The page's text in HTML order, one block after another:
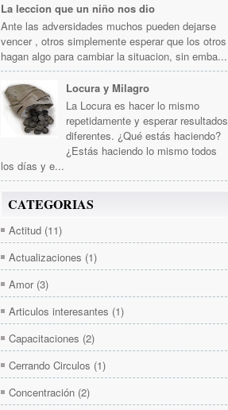
La leccion que un niño nos dio
Ante las adversidades muchos pueden dejarse
vencer , otros simplemente esperar que los otros
hagan algo para cambiar la situacion, sin emba...
Locura y Milagro
La Locura es hacer lo mismo
repetidamente y esperar resultados
diferentes. ¿Qué estás haciendo?
¿Estás haciendo lo mismo todos
los días y e...
CATEGORIAS
Actitud (11)
Actualizaciones (1)
Amor (3)
Articulos interesantes (1)
Capacitaciones (2)
Cerrando Circulos (1)
Concentración (2)